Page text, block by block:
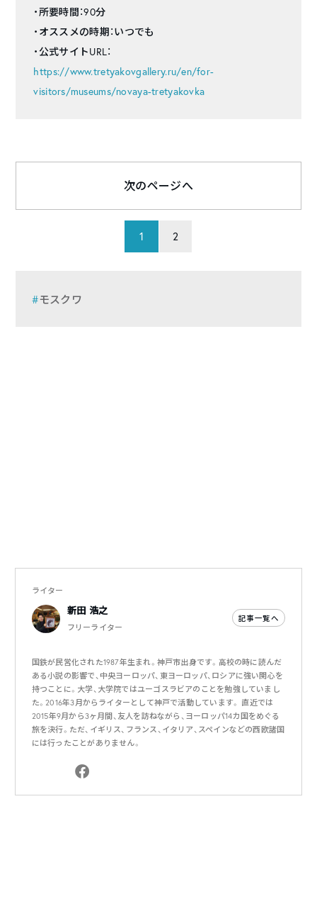
・所要時間：90分
・オススメの時期：いつでも
・公式サイトURL：
https://www.tretyakovgallery.ru/en/for-
visitors/museums/novaya-tretyakovka
1 2
次のページへ
モスクワ
ライター
新田 浩之
フリーライター
記事一覧へ
国鉄が民営化された1987年生まれ。神戸市出身です。高校の時に読んだ
ある小説の影響で、中央ヨーロッパ、東ヨーロッパ、ロシアに強い関心を
持つことに。大学、大学院ではユーゴスラビアのことを勉強していまし
た。2016年3月からライターとして神戸で活動しています。 直近では
2015年9月から3ヶ月間、友人を訪ねながら、ヨーロッパ14カ国をめぐる
旅を決行。ただ、イギリス、フランス、イタリア、スペインなどの西欧諸国
には行ったことがありません。